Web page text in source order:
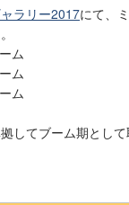
ラリー2017にて、
ム
ム
ム
してブーム期として